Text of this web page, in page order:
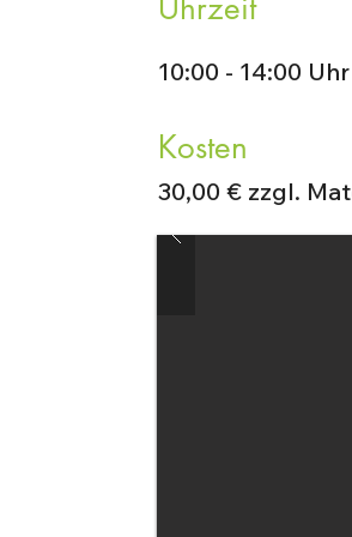
Uhrzeit
10:00 - 14:00 Uhr
Kosten
30,00 € zzgl.